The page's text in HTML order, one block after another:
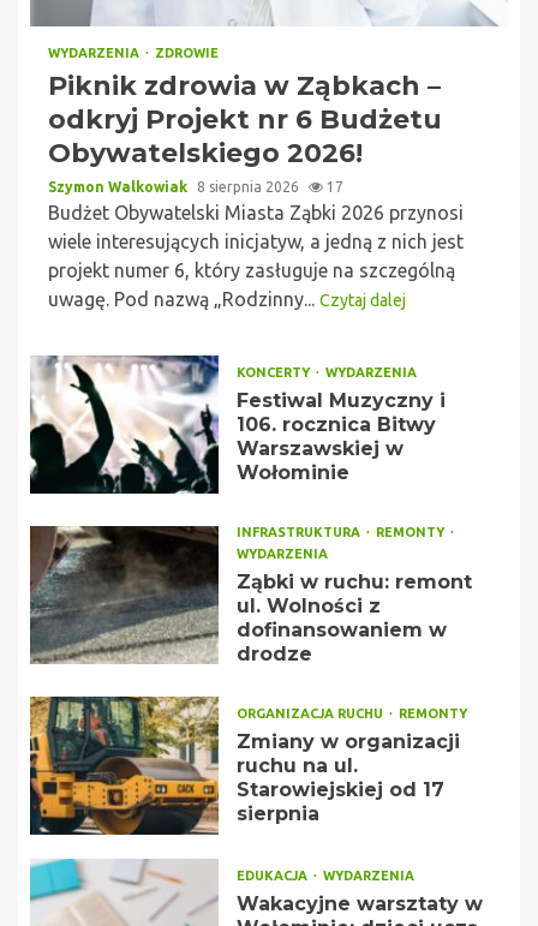
WYDARZENIA ZDROWIE
Piknik zdrowia w Ząbkach –
odkryj Projekt nr 6 Budżetu
Obywatelskiego 2026!
Szymon Walkowiak 8 sierpnia 2026 17
Budżet Obywatelski Miasta Ząbki 2026 przynosi
wiele interesujących inicjatyw, a jedną z nich jest
projekt numer 6, który zasługuje na szczególną
uwagę. Pod nazwą „Rodzinny... Czytaj dalej
KONCERTY WYDARZENIA
Festiwal Muzyczny i
106. rocznica Bitwy
Warszawskiej w
Wołominie
INFRASTRUKTURA
REMONTY
WYDARZENIA
Ząbki w ruchu: remont
ul. Wolności z
dofinansowaniem w
drodze
ORGANIZACJA RUCHU REMONTY
Zmiany w organizacji
ruchu na ul.
Starowiejskiej od 17
sierpnia
EDUKACJA WYDARZENIA
Wakacyjne warsztaty w